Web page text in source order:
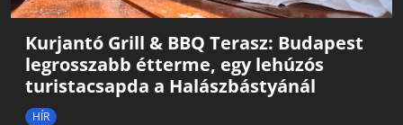
Kurjantó Grill & BBQ Terasz: Budapest
legrosszabb étterme, egy lehúzós
turistacsapda a Halászbástyánál
HÍR